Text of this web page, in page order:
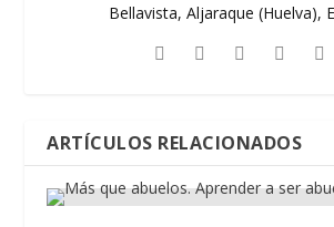
Bellavista, Aljaraque (Huelva),
ARTÍCULOS RELACIONADOS